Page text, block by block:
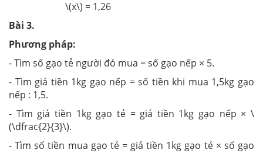
\(x\) = 1,26
Bài 3.
Phương pháp:
- Tìm số gạo tẻ người đó mua = số gạo nếp × 5.
- Tìm giá tiền 1kg gạo nếp = số tiền khi mua 1,5kg gạo
nếp : 1,5.
- Tìm giá tiền 1kg gạo tẻ = giá tiền 1kg gạo nếp × \
(\dfrac{2}{3}\).
- Tìm số tiền mua gạo tẻ = giá tiền 1kg gạo tẻ × số gạo